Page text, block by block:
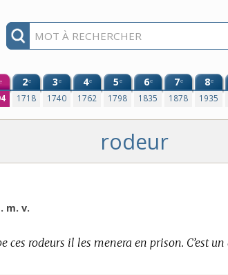
2e
1718
3e
1740
4e
1762
5e
1798
6e
1835
7e
1878
8e
1935
rodeur
m. v.
ces rodeurs il les menera en prison. C’est